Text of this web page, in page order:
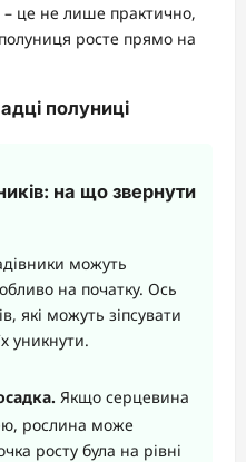
– це не лише практично,
росте прямо на
полуниці
на що звернути
можуть
на початку. Ось
які можуть зіпсувати
уникнути.
Якщо серцевина
рослина може
росту була на рівні